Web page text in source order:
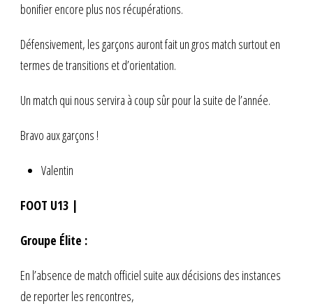
bonifier encore plus nos récupérations.
Défensivement, les garçons auront fait un gros match surtout en
termes de transitions et d’orientation.
Un match qui nous servira à coup sûr pour la suite de l’année.
Bravo aux garçons !
Valentin
FOOT U13 |
Groupe Élite :
En l’absence de match officiel suite aux décisions des instances
de reporter les rencontres,